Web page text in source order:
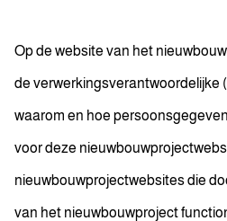
Op de website van het
de verwerkingsverantwoordelijke
waarom en hoe
voor deze
nieuwbouwprojectwebsites die
van het nieuwbouwproject